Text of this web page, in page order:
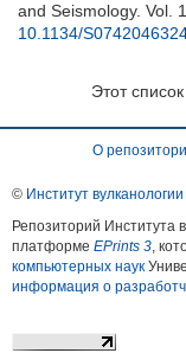
and Seismology. Vol.
10.1134/
Этот
О
© Институт
Репозиторий Института
платформе EPrints 3,
компьютерных наук
информация о